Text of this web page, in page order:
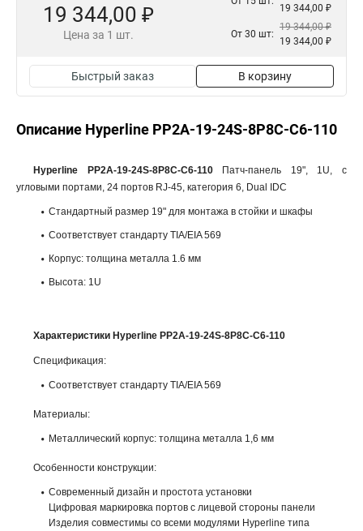
19 344,00 ₽
Цена за 1 шт.
19 344,00 ₽
От 30 шт:
19 344,00 ₽
19 344,00 ₽
Быстрый заказ В корзину
Описание Hyperline PP2A-19-24S-8P8C-C6-110
Hyperline PP2A-19-24S-8P8C-C6-110Патч-панель 19", 1U, с
угловыми портами, 24 портов RJ-45, категория 6, Dual IDC
Стандартный размер 19" для монтажа в стойки и шкафы
Соответствует стандарту TIA/EIA 569
Корпус: толщина металла 1.6 мм
Высота: 1U
Характеристики Hyperline PP2A-19-24S-8P8C-C6-110
Спецификация:
Соответствует стандарту TIA/EIA 569
Материалы:
Металлический корпус: толщина металла 1,6 мм
Особенности конструкции:
Современный дизайн и простота установки
Цифровая маркировка портов с лицевой стороны панели
Изделия совместимы со всеми модулями Hyperline типа